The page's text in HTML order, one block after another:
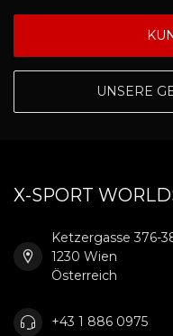
UNSERE
X-SPORT
Ketzergasse 376-
1230 Wien
Österreich
+43 1 886 0975